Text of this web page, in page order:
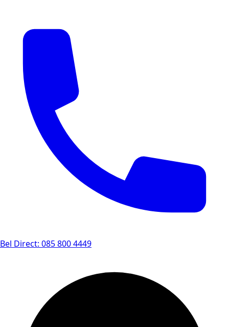
Bel Direct: 085 800 4449